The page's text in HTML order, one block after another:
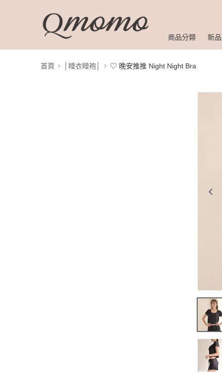
商品分類 新
首頁 │睡衣睡袍│ ♡ 晚安推推 Night Night Bra